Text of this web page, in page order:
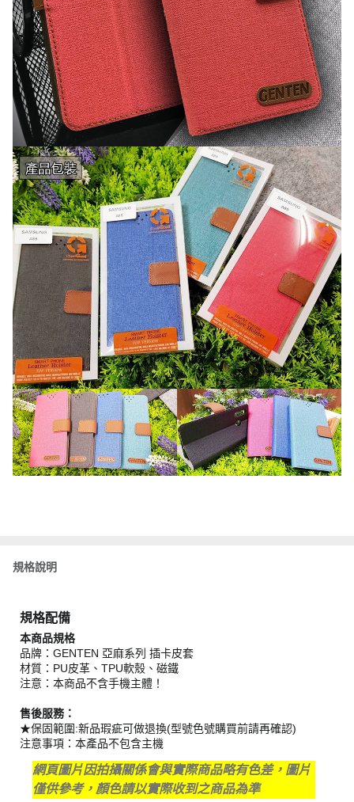
規格說明
規格配備
本商品規格
品牌：GENTEN 亞麻系列 插卡皮套
材質：PU皮革、TPU軟殼、磁鐵
注意：本商品不含手機主體！
售後服務：
★保固範圍:新品瑕疵可做退換(型號色號購買前請再確認)
注意事項：本產品不包含主機
網頁圖片因拍攝關係會與實際商品略有色差，圖片
僅供參考，顏色請以實際收到之商品為準